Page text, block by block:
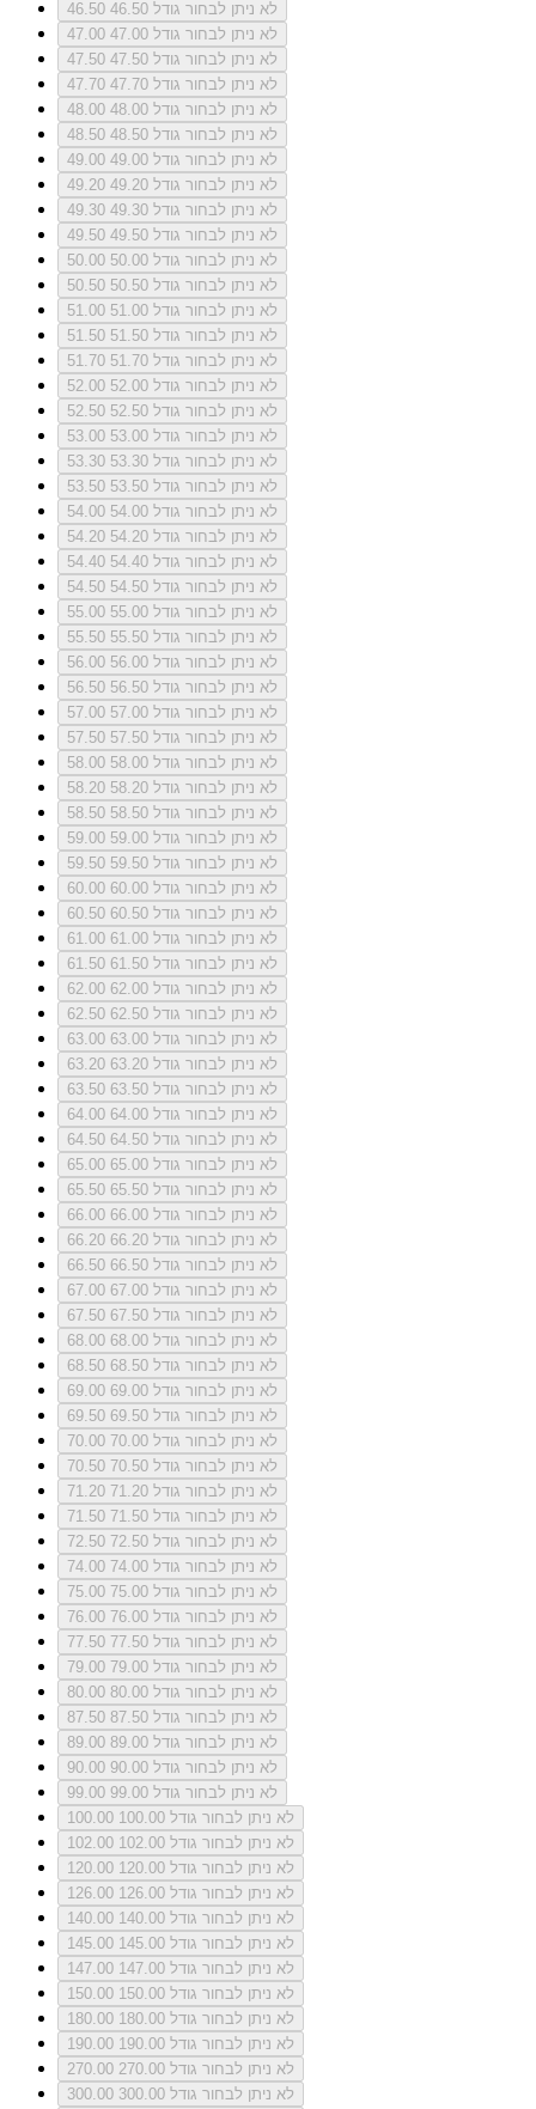
46.50
לא ניתן לבחור גודל 46.50
47.00
לא ניתן לבחור גודל 47.00
47.50
לא ניתן לבחור גודל 47.50
47.70
לא ניתן לבחור גודל 47.70
48.00
לא ניתן לבחור גודל 48.00
48.50
לא ניתן לבחור גודל 48.50
49.00
לא ניתן לבחור גודל 49.00
49.20
לא ניתן לבחור גודל 49.20
49.30
לא ניתן לבחור גודל 49.30
49.50
לא ניתן לבחור גודל 49.50
50.00
לא ניתן לבחור גודל 50.00
50.50
לא ניתן לבחור גודל 50.50
51.00
לא ניתן לבחור גודל 51.00
51.50
לא ניתן לבחור גודל 51.50
51.70
לא ניתן לבחור גודל 51.70
52.00
לא ניתן לבחור גודל 52.00
52.50
לא ניתן לבחור גודל 52.50
53.00
לא ניתן לבחור גודל 53.00
53.30
לא ניתן לבחור גודל 53.30
53.50
לא ניתן לבחור גודל 53.50
54.00
לא ניתן לבחור גודל 54.00
54.20
לא ניתן לבחור גודל 54.20
54.40
לא ניתן לבחור גודל 54.40
54.50
לא ניתן לבחור גודל 54.50
55.00
לא ניתן לבחור גודל 55.00
55.50
לא ניתן לבחור גודל 55.50
56.00
לא ניתן לבחור גודל 56.00
56.50
לא ניתן לבחור גודל 56.50
57.00
לא ניתן לבחור גודל 57.00
57.50
לא ניתן לבחור גודל 57.50
58.00
לא ניתן לבחור גודל 58.00
58.20
לא ניתן לבחור גודל 58.20
58.50
לא ניתן לבחור גודל 58.50
59.00
לא ניתן לבחור גודל 59.00
59.50
לא ניתן לבחור גודל 59.50
60.00
לא ניתן לבחור גודל 60.00
60.50
לא ניתן לבחור גודל 60.50
61.00
לא ניתן לבחור גודל 61.00
61.50
לא ניתן לבחור גודל 61.50
62.00
לא ניתן לבחור גודל 62.00
62.50
לא ניתן לבחור גודל 62.50
63.00
לא ניתן לבחור גודל 63.00
63.20
לא ניתן לבחור גודל 63.20
63.50
לא ניתן לבחור גודל 63.50
64.00
לא ניתן לבחור גודל 64.00
64.50
לא ניתן לבחור גודל 64.50
65.00
לא ניתן לבחור גודל 65.00
65.50
לא ניתן לבחור גודל 65.50
66.00
לא ניתן לבחור גודל 66.00
66.20
לא ניתן לבחור גודל 66.20
66.50
לא ניתן לבחור גודל 66.50
67.00
לא ניתן לבחור גודל 67.00
67.50
לא ניתן לבחור גודל 67.50
68.00
לא ניתן לבחור גודל 68.00
68.50
לא ניתן לבחור גודל 68.50
69.00
לא ניתן לבחור גודל 69.00
69.50
לא ניתן לבחור גודל 69.50
70.00
לא ניתן לבחור גודל 70.00
70.50
לא ניתן לבחור גודל 70.50
71.20
לא ניתן לבחור גודל 71.20
71.50
לא ניתן לבחור גודל 71.50
72.50
לא ניתן לבחור גודל 72.50
74.00
לא ניתן לבחור גודל 74.00
75.00
לא ניתן לבחור גודל 75.00
76.00
לא ניתן לבחור גודל 76.00
77.50
לא ניתן לבחור גודל 77.50
79.00
לא ניתן לבחור גודל 79.00
80.00
לא ניתן לבחור גודל 80.00
87.50
לא ניתן לבחור גודל 87.50
89.00
לא ניתן לבחור גודל 89.00
90.00
לא ניתן לבחור גודל 90.00
99.00
לא ניתן לבחור גודל 99.00
100.00
לא ניתן לבחור גודל 100.00
102.00
לא ניתן לבחור גודל 102.00
120.00
לא ניתן לבחור גודל 120.00
126.00
לא ניתן לבחור גודל 126.00
140.00
לא ניתן לבחור גודל 140.00
145.00
לא ניתן לבחור גודל 145.00
147.00
לא ניתן לבחור גודל 147.00
150.00
לא ניתן לבחור גודל 150.00
180.00
לא ניתן לבחור גודל 180.00
190.00
לא ניתן לבחור גודל 190.00
270.00
לא ניתן לבחור גודל 270.00
300.00
לא ניתן לבחור גודל 300.00